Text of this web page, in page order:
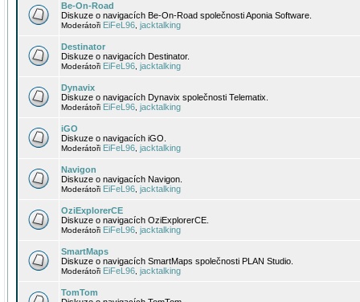
Be-On-Road
Diskuze o navigacích Be-On-Road společnosti Aponia Software.
Moderátoři EiFeL96 jacktalking
Destinator
Diskuze o navigacích Destinator.
Moderátoři EiFeL96 jacktalking
Dynavix
Diskuze o navigacích Dynavix společnosti Telematix.
Moderátoři EiFeL96 jacktalking
iGO
Diskuze o navigacích iGO.
Moderátoři EiFeL96 jacktalking
Navigon
Diskuze o navigacích Navigon.
Moderátoři EiFeL96 jacktalking
OziExplorerCE
Diskuze o navigacích OziExplorerCE.
Moderátoři EiFeL96 jacktalking
SmartMaps
Diskuze o navigacích SmartMaps společnosti PLAN Studio.
Moderátoři EiFeL96 jacktalking
TomTom